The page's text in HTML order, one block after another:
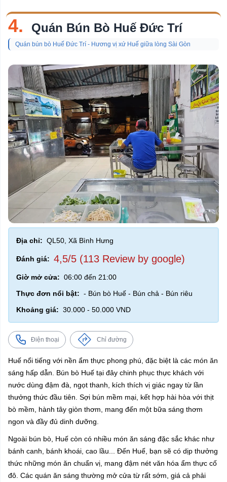
4. Quán Bún Bò Huế Đức Trí
Quán bún bò Huế Đức Trí - Hương vị xứ Huế giữa lòng Sài Gòn
Địa chỉ: QL50, Xã Bình Hưng
Đánh giá: 4,5/5 (113 Review by google)
Giờ mở cửa: 06:00 đến 21:00
Thực đơn nổi bật: - Bún bò Huế - Bún chả - Bún riêu
Khoảng giá: 30.000 - 50.000 VND
Điện thoại Chỉ đường
Huế nổi tiếng với nền ẩm thực phong phú, đặc biệt là các món ăn
sáng hấp dẫn. Bún bò Huế tại đây chinh phục thực khách với
nước dùng đậm đà, ngọt thanh, kích thích vị giác ngay từ lần
thưởng thức đầu tiên. Sợi bún mềm mại, kết hợp hài hòa với thịt
bò mềm, hành tây giòn thơm, mang đến một bữa sáng thơm
ngon và đầy đủ dinh dưỡng.
Ngoài bún bò, Huế còn có nhiều món ăn sáng đặc sắc khác như
bánh canh, bánh khoái, cao lầu... Đến Huế, bạn sẽ có dịp thưởng
thức những món ăn chuẩn vị, mang đậm nét văn hóa ẩm thực cố
đô. Các quán ăn sáng thường mở cửa từ rất sớm, giá cả phải